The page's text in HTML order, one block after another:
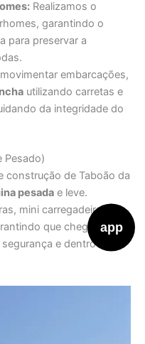
app
Realizamos o
garantindo o
para preservar a
embarcações,
utilizando carretas e
da integridade do
Pesado)
construção de Taboão da
pesada e leve.
mini carregadeiras e
que cheguem ao
e dentro do